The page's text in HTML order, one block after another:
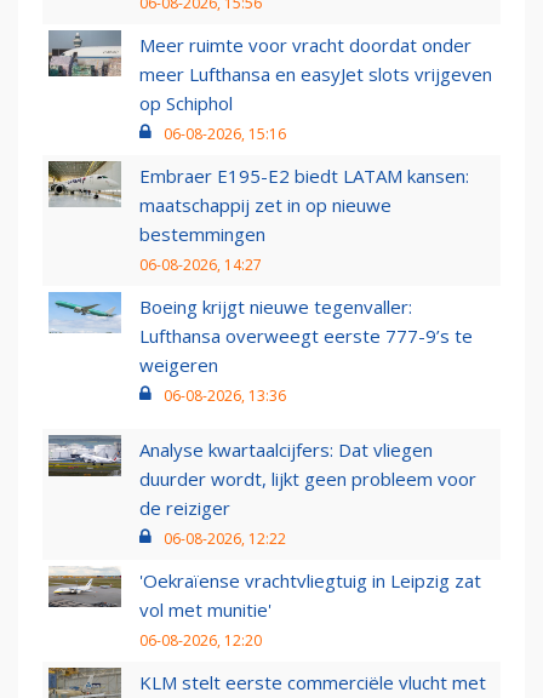
Meer ruimte voor vracht doordat onder
meer Lufthansa en easyJet slots vrijgeven
op Schiphol
06-08-2026, 15:16
Embraer E195-E2 biedt LATAM kansen:
maatschappij zet in op nieuwe
bestemmingen
06-08-2026, 14:27
Boeing krijgt nieuwe tegenvaller:
Lufthansa overweegt eerste 777-9’s te
weigeren
06-08-2026, 13:36
Analyse kwartaalcijfers: Dat vliegen
duurder wordt, lijkt geen probleem voor
de reiziger
06-08-2026, 12:22
'Oekraïense vrachtvliegtuig in Leipzig zat
vol met munitie'
06-08-2026, 12:20
KLM stelt eerste commerciële vlucht met